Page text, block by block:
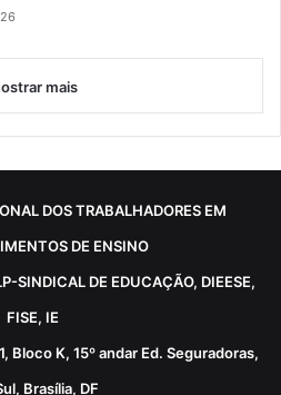
mais
DOS TRABALHADORES EM
DE ENSINO
SINDICAL DE EDUCAÇÃO, DIEESE,
FISE, IE
Bloco K, 15º andar Ed. Seguradoras,
Brasília, DF